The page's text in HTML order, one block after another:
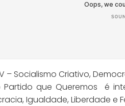
– Socialismo Criativo,
que Queremos é
Igualdade, Liberdade e